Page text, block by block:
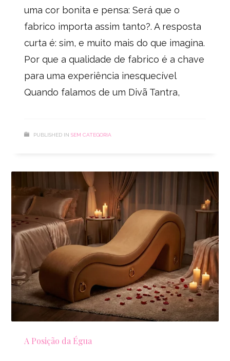
uma cor bonita e pensa: Será que o
fabrico importa assim tanto?. A resposta
curta é: sim, e muito mais do que imagina.
Por que a qualidade de fabrico é a chave
para uma experiência inesquecível
Quando falamos de um Divã Tantra,
PUBLISHED IN SEM CATEGORIA
A Posição da Égua